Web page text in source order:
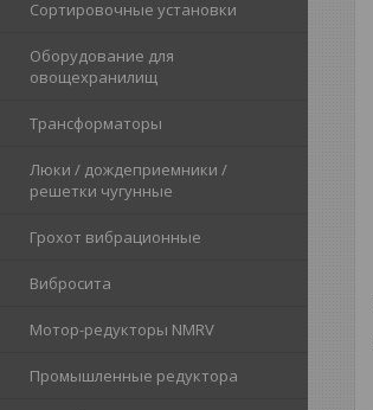
Сортировочные установки
Оборудование для
овощехранилищ
Трансформаторы
Люки / дождеприемники /
решетки чугунные
Грохот вибрационные
Вибросита
Мотор-редукторы NMRV
Промышленные редуктора